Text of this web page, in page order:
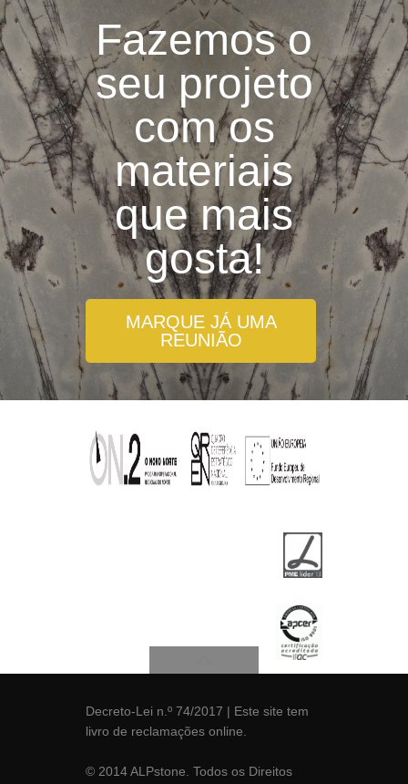
Fazemos o
seu projeto
com os
materiais
que mais
gosta!
MARQUE JÁ UMA
REUNIÃO
Decreto-Lei n.º 74/2017 | Este site tem
livro de reclamações online.
© 2014 ALPstone. Todos os Direitos